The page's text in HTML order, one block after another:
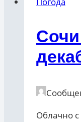
Облачно